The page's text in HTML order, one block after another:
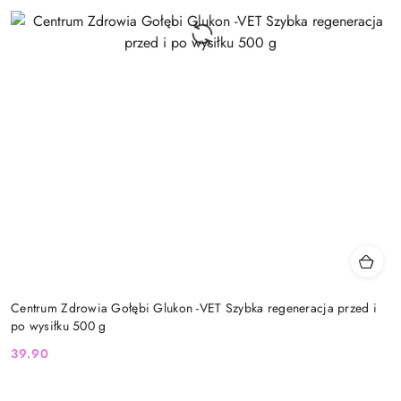
Centrum Zdrowia Gołębi Glukon -VET Szybka regeneracja przed i
po wysiłku 500 g
Cena:
39.90